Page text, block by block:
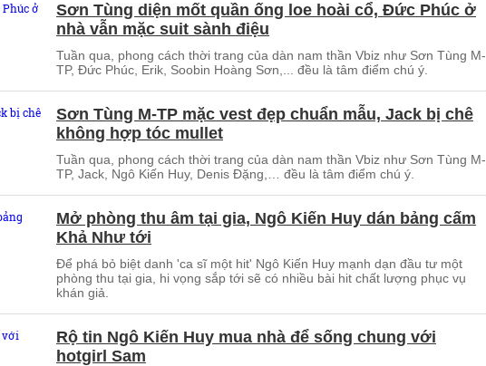
Sơn Tùng diện mốt quần ống loe hoài cổ, Đức Phúc ở
nhà vẫn mặc suit sành điệu
Tuần qua, phong cách thời trang của dàn nam thần Vbiz như Sơn Tùng M-
TP, Đức Phúc, Erik, Soobin Hoàng Sơn,... đều là tâm điểm chú ý.
Sơn Tùng M-TP mặc vest đẹp chuẩn mẫu, Jack bị chê
không hợp tóc mullet
Tuần qua, phong cách thời trang của dàn nam thần Vbiz như Sơn Tùng M-
TP, Jack, Ngô Kiến Huy, Denis Đặng,… đều là tâm điểm chú ý.
Mở phòng thu âm tại gia, Ngô Kiến Huy dán bảng cấm
Khả Như tới
Để phá bỏ biệt danh 'ca sĩ một hit' Ngô Kiến Huy mạnh dạn đầu tư một
phòng thu tại gia, hi vọng sắp tới sẽ có nhiều bài hit chất lượng phục vụ
khán giả.
Rộ tin Ngô Kiến Huy mua nhà để sống chung với
hotgirl Sam